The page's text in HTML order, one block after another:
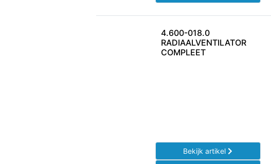
4.600-018.0
RADIAALVENTILATOR
COMPLEET
Bekijk artikel